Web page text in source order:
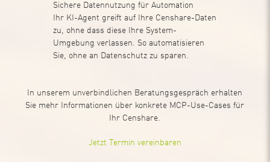
Sichere Datennutzung für Automation
Ihr KI-Agent greift auf Ihre Censhare-Daten
zu, ohne dass diese Ihre System-
Umgebung verlassen. So automatisieren
Sie, ohne an Datenschutz zu sparen.
In unserem unverbindlichen Beratungsgespräch erhalten
Sie mehr Informationen über konkrete MCP-Use-Cases für
Ihr Censhare.
Jetzt Termin vereinbaren